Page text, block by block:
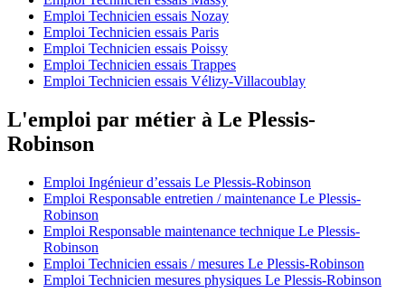
Emploi Technicien essais Nozay
Emploi Technicien essais Paris
Emploi Technicien essais Poissy
Emploi Technicien essais Trappes
Emploi Technicien essais Vélizy-Villacoublay
L'emploi par métier à Le Plessis-
Robinson
Emploi Ingénieur d’essais Le Plessis-Robinson
Emploi Responsable entretien / maintenance Le Plessis-
Robinson
Emploi Responsable maintenance technique Le Plessis-
Robinson
Emploi Technicien essais / mesures Le Plessis-Robinson
Emploi Technicien mesures physiques Le Plessis-Robinson